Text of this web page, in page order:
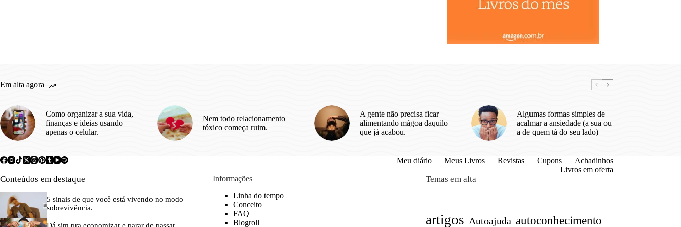
Em alta agora
Como organizar a sua vida,
finanças e ideias usando
apenas o celular.
Nem todo relacionamento
tóxico começa ruim.
A gente não precisa ficar
alimentando mágoa daquilo
que já acabou.
Algumas formas simples de
acalmar a ansiedade (a sua ou
a de quem tá do seu lado)
Meu diário Meus Livros Revistas Cupons
Achadinhos
Livros em oferta
Conteúdos em destaque
5 sinais de que você está vivendo no modo
sobrevivência.
Dá sim pra economizar e parar de passar
Informações
Linha do tempo
Conceito
FAQ
Blogroll
Temas em alta
artigos Autoajuda autoconhecimento